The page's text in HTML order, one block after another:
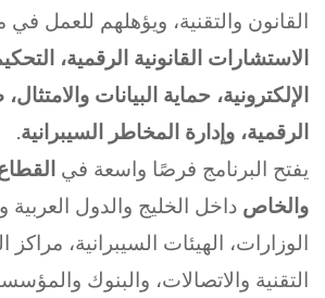
القانون والتقنية، ويؤهلهم للعمل
الاستشارات القانونية الرقمية،
الإلكترونية، حماية البيانات
الرقمية، وإدارة المخاطر السيبرانية.
يفتح البرنامج فرصًا واسعة في
والخاص داخل الخليج والدول
الوزارات، الهيئات السيبرانية،
التقنية والاتصالات، والبنوك